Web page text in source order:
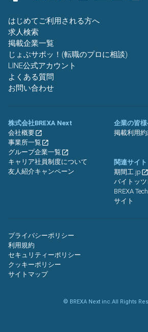
はじめてご利用される方へ
求人検索
掲載企業一覧
じょぶサポッ！(転職のプロに相談)
LINE公式アカウント
よくある質問
お問い合わせ
株式会社BREXA Next
会社概要
事業所一覧
グループ企業一覧
キャリア社員制度について
友人紹介キャンペーン
企業の皆
掲載利用約
関連サイト
期間工.jp
バイトッツ
BREXA
サイト
プライバシーポリシー
利用規約
セキュリティーポリシー
クッキーポリシー
サイトマップ
© BREXA Next inc.All Rights